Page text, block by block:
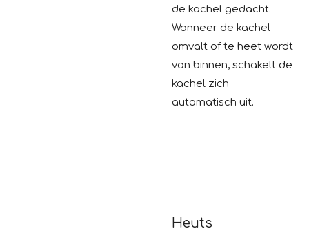
de kachel gedacht.
Wanneer de kachel
omvalt of te heet wordt
van binnen, schakelt de
kachel zich
automatisch uit.
Heuts